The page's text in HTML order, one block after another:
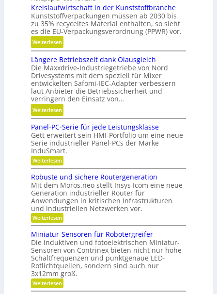
r
e
i
e
s
H
y
b
r
i
d
-
K
u
g
e
l
l
a
g
e
r
h
n
e
l
l
g
e
n
a
u
p
s
i
t
i
o
n
e
r
e
n
Kreislaufwirtschaft in der Kunststoffbranche
Kunststoffverpackungen müssen ab 2030 bis
zu 35% recyceltes Material enthalten, so sieht
es die EU-Verpackungsverordnung (PPWR) vor.
Weiterlesen:
K
r
e
i
s
l
a
u
f
w
i
r
t
s
c
h
a
f
t
i
n
d
e
r
K
u
n
Längere Betriebszeit dank Ölausgleich
Die Maxxdrive-Industriegetriebe von Nord
Drivesystems mit dem speziell für Mixer
entwickelten Safomi-IEC-Adapter verbessern
laut Anbieter die Betriebssicherheit und
verringern den Einsatz von…
Weiterlesen:
L
ä
n
g
e
r
B
e
t
r
i
b
s
z
e
i
t
Panel-PC-Serie für jede Leistungsklasse
Gett erweitert sein HMI-Portfolio um eine neue
Serie industrieller Panel-PCs der Marke
InduSmart.
Weiterlesen:
P
n
e
l
-
P
C
-
S
e
r
e
f
ü
r
j
e
Robuste und sichere Routergeneration
Mit dem Moros.neo stellt Insys Icom eine neue
Generation industrieller Router für
Anwendungen in kritischen Infrastrukturen
und industriellen Netzwerken vor.
Weiterlesen:
R
o
b
u
s
t
e
u
n
d
s
Miniatur-Sensoren für Robotergreifer
Die induktiven und fotoelektrischen Miniatur-
Sensoren von Contrinex bieten nicht nur hohe
Schaltfrequenzen und punktgenaue LED-
Rotlichtquellen, sondern sind auch nur
3x12mm groß.
Weiterlesen:
M